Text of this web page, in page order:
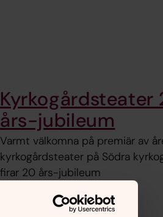
Kyrkogårdsteater
års-jubileum
Varmt välkomna på premiär av
kyrkogårdsteater på Södra
firar 20 års-jubileum